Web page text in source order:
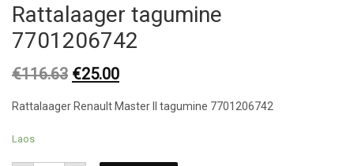
Rattalaager tagumine
7701206742
€116.63 Original
was:
€25.00Current
is:
Rattalaager Renault Master ll tagumine 7701206742
Laos